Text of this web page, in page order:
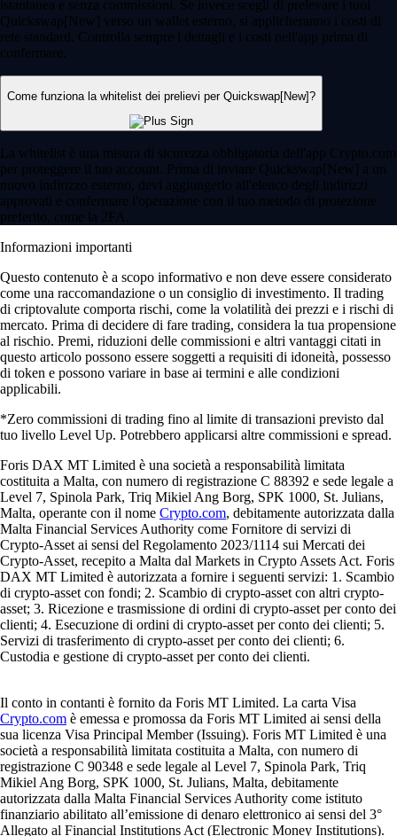
istantanea e senza commissioni. Se invece scegli di prelevare i tuoi
Quickswap[New] verso un wallet esterno, si applicheranno i costi di
rete standard. Controlla sempre i dettagli e i costi nell'app prima di
confermare.
Come funziona la whitelist dei prelievi per Quickswap[New]?
La whitelist è una misura di sicurezza obbligatoria dell'app Crypto.com
per proteggere il tuo account. Prima di inviare Quickswap[New] a un
nuovo indirizzo esterno, devi aggiungerlo all'elenco degli indirizzi
approvati e confermare l'operazione con il tuo metodo di protezione
preferito, come la 2FA.
Informazioni importanti
Questo contenuto è a scopo informativo e non deve essere considerato
come una raccomandazione o un consiglio di investimento. Il trading
di criptovalute comporta rischi, come la volatilità dei prezzi e i rischi di
mercato. Prima di decidere di fare trading, considera la tua propensione
al rischio. Premi, riduzioni delle commissioni e altri vantaggi citati in
questo articolo possono essere soggetti a requisiti di idoneità, possesso
di token e possono variare in base ai termini e alle condizioni
applicabili.
*Zero commissioni di trading fino al limite di transazioni previsto dal
tuo livello Level Up. Potrebbero applicarsi altre commissioni e spread.
Foris DAX MT Limited è una società a responsabilità limitata
costituita a Malta, con numero di registrazione C 88392 e sede legale a
Level 7, Spinola Park, Triq Mikiel Ang Borg, SPK 1000, St. Julians,
Malta, operante con il nome Crypto.com, debitamente autorizzata dalla
Malta Financial Services Authority come Fornitore di servizi di
Crypto-Asset ai sensi del Regolamento 2023/1114 sui Mercati dei
Crypto-Asset, recepito a Malta dal Markets in Crypto Assets Act. Foris
DAX MT Limited è autorizzata a fornire i seguenti servizi: 1. Scambio
di crypto-asset con fondi; 2. Scambio di crypto-asset con altri crypto-
asset; 3. Ricezione e trasmissione di ordini di crypto-asset per conto dei
clienti; 4. Esecuzione di ordini di crypto-asset per conto dei clienti; 5.
Servizi di trasferimento di crypto-asset per conto dei clienti; 6.
Custodia e gestione di crypto-asset per conto dei clienti.
Il conto in contanti è fornito da Foris MT Limited. La carta Visa
Crypto.com è emessa e promossa da Foris MT Limited ai sensi della
sua licenza Visa Principal Member (Issuing). Foris MT Limited è una
società a responsabilità limitata costituita a Malta, con numero di
registrazione C 90348 e sede legale al Level 7, Spinola Park, Triq
Mikiel Ang Borg, SPK 1000, St. Julians, Malta, debitamente
autorizzata dalla Malta Financial Services Authority come istituto
finanziario abilitato all’emissione di denaro elettronico ai sensi del 3°
Allegato al Financial Institutions Act (Electronic Money Institutions).